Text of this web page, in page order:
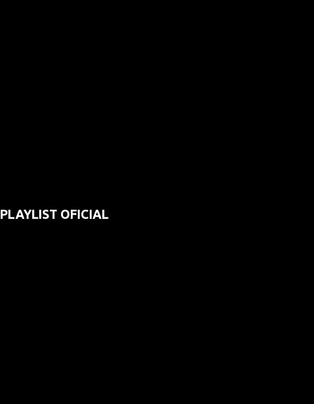
PLAYLIST OFICIAL